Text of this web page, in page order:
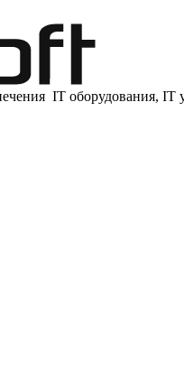
IT оборудования, IT